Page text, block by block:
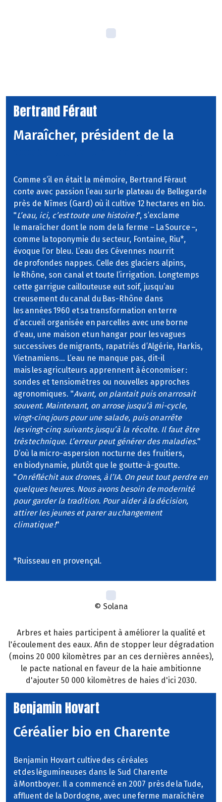
Bertrand Féraut
Maraîcher, président de la
Comme s’il en était la mémoire, Bertrand Féraut
conte avec passion l’eau sur le plateau de Bellegarde
près de Nîmes (Gard) où il cultive 12 hectares en bio.
"L’eau, ici, c’est toute une histoire !", s’exclame
le maraîcher dont le nom de la ferme – La Source –,
comme la toponymie du secteur, Fontaine, Riu*,
évoque l’or bleu. L’eau des Cévennes nourrit
de profondes nappes. Celle des glaciers alpins,
le Rhône, son canal et toute l’irrigation. Longtemps
cette garrigue caillouteuse eut soif, jusqu’au
creusement du canal du Bas-Rhône dans
les années 1960 et sa transformation en terre
d’accueil organisée en parcelles avec une borne
d’eau, une maison et un hangar pour les vagues
successives de migrants, rapatriés d’Algérie, Harkis,
Vietnamiens… L’eau ne manque pas, dit-il
mais les agriculteurs apprennent à économiser :
sondes et tensiomètres ou nouvelles approches
agronomiques. "Avant, on plantait puis on arrosait
souvent. Maintenant, on arrose jusqu’à mi-cycle,
vingt-cinq jours pour une salade, puis on arrête
les vingt-cinq suivants jusqu’à la récolte. Il faut être
très technique. L’erreur peut générer des maladies."
D’où la micro-aspersion nocturne des fruitiers,
en biodynamie, plutôt que le goutte-à-goutte.
"On réfléchit aux drones, à l’IA. On peut tout perdre en
quelques heures. Nous avons besoin de modernité
pour garder la tradition. Pour aider à la décision,
attirer les jeunes et parer au changement
climatique !"
*Ruisseau en provençal.
© Solana
Arbres et haies participent à améliorer la qualité et
l'écoulement des eaux. Afin de stopper leur dégradation
(moins 20 000 kilomètres par an ces dernières années),
le pacte national en faveur de la haie ambitionne
d'ajouter 50 000 kilomètres de haies d'ici 2030.
Benjamin Hovart
Céréalier bio en Charente
Benjamin Hovart cultive des céréales
et des légumineuses dans le Sud Charente
à Montboyer. Il a commencé en 2007 près de la Tude,
affluent de la Dordogne, avec une ferme maraîchère